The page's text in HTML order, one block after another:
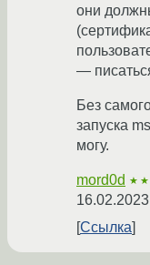
они
—
Без
запуска
могу.
mord0d
Ссылка